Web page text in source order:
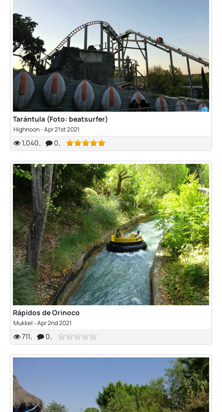
Tarántula (Foto: beatsurfer)
Highnoon-Apr 21st 2021
1,040 0
Rápidos de Orinoco
Mukkel-Apr 2nd 2021
711 0